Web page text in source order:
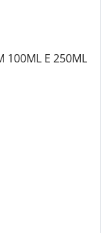
100ML E 250ML